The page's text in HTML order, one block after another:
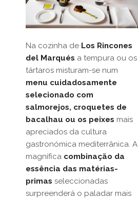
Na cozinha de Los Rincones
del Marqués a tempura ou os
tártaros misturam-se num
menu cuidadosamente
selecionado com
salmorejos, croquetes de
bacalhau ou os peixes mais
apreciados da cultura
gastronómica mediterrânica. A
magnífica combinação da
essência das matérias-
primas seleccionadas
surpreenderá o paladar mais